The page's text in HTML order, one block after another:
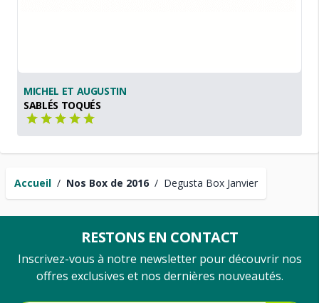
Accueil / Nos Box de 2016 / Degusta Box Janvier
MICHEL ET AUGUSTIN
SABLÉS TOQUÉS
RESTONS EN CONTACT
Inscrivez-vous à notre newsletter pour découvrir nos
offres exclusives et nos dernières nouveautés.